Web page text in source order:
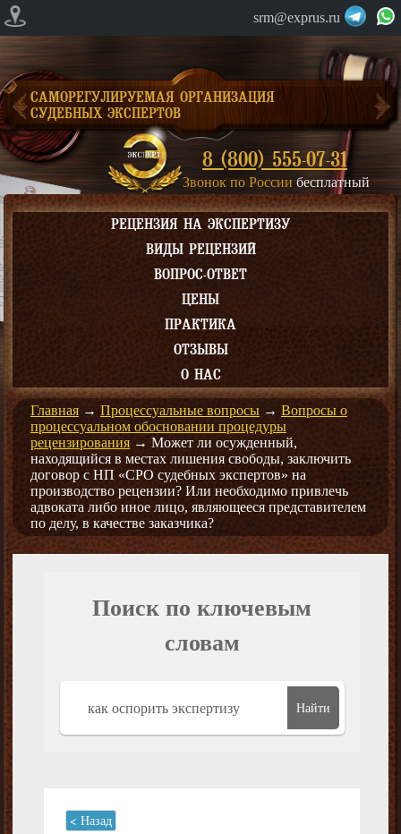
srm@exprus.ru
САМОРЕГУЛИРУЕМАЯ ОРГАНИЗАЦИЯ
СУДЕБНЫХ ЭКСПЕРТОВ
8 (800) 555-07-31
Звонок по России бесплатный
РЕЦЕНЗИЯ НА ЭКСПЕРТИЗУ
ВИДЫ РЕЦЕНЗИЙ
ВОПРОС-ОТВЕТ
ЦЕНЫ
ПРАКТИКА
ОТЗЫВЫ
О НАС
Главная → Процессуальные вопросы → Вопросы о
процессуальном обосновании процедуры
рецензирования → Может ли осужденный,
находящийся в местах лишения свободы, заключить
договор с НП «СРО судебных экспертов» на
производство рецензии? Или необходимо привлечь
адвоката либо иное лицо, являющееся представителем
по делу, в качестве заказчика?
Поиск по ключевым
словам
Найти
< Назад